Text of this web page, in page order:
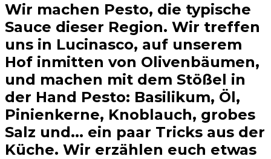
Wir machen Pesto, die typische
Sauce dieser Region. Wir treffen
uns in Lucinasco, auf unserem
Hof inmitten von Olivenbäumen,
und machen mit dem Stößel in
der Hand Pesto: Basilikum, Öl,
Pinienkerne, Knoblauch, grobes
Salz und... ein paar Tricks aus der
Küche. Wir erzählen euch etwas